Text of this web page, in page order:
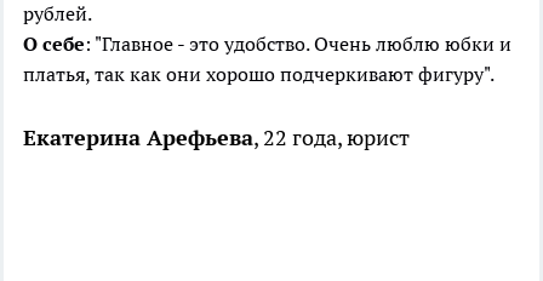
рублей.
О себе: "Главное - это удобство. Очень люблю юбки и
платья, так как они хорошо подчеркивают фигуру".
Екатерина Арефьева, 22 года, юрист